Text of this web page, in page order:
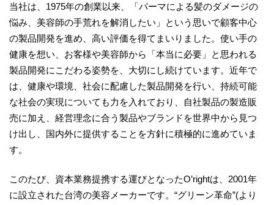
当社は、1975年の創業以来、「パーマによる髪のダメージの
悩み、美容師の手荒れを解消したい」という思いで顧客中心
の製品開発を進め、高い評価を得てまいりました。使い手の
健康を想い、お客様や美容師から「本当に必要」と思われる
製品開発にこだわる姿勢を、大切にし続けています。近年で
は、健康や環境、社会に配慮した製品開発を行い、持続可能
な社会の実現についても力を入れており、自社製品の製造販
売に加え、経営理念に合う製品やブランドを世界中から見つ
け出し、国内外に提供することを方針に積極的に進めていま
す。
このたび、資本業務提携する運びとなったO’rightは、2001年
に設立された台湾の美容メーカーです。“グリーン革命”(より